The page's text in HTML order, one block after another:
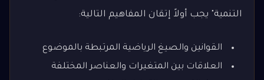
التنمية" يجب أولاً إتقان المفاهيم التالية:
القوانين والصيغ الرياضية المرتبطة بالموضوع
العلاقات بين المتغيرات والعناصر المختلفة